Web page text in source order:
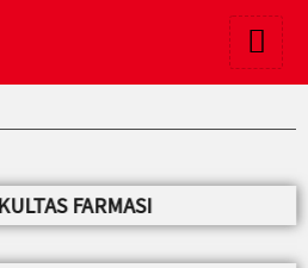
FARMASI